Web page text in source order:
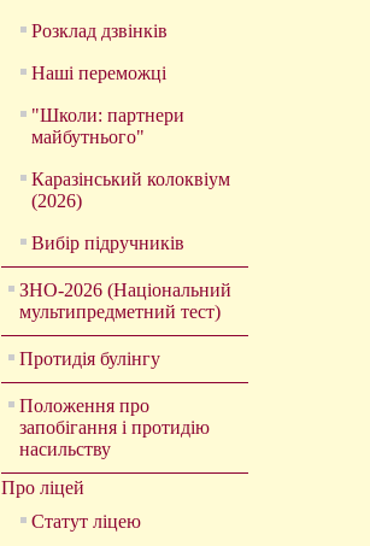
Розклад дзвінків
Наші переможці
"Школи: партнери
майбутнього"
Каразінський колоквіум
(2026)
Вибір підручників
ЗНО-2026 (Національний
мультипредметний тест)
Протидія булінгу
Положення про
запобігання і протидію
насильству
Про ліцей
Статут ліцею